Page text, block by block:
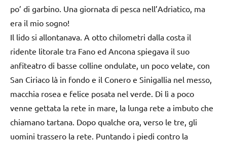
po’ di garbino. Una giornata di pesca nell’Adriatico, ma
era il mio sogno!
Il lido si allontanava. A otto chilometri dalla costa il
ridente litorale tra Fano ed Ancona spiegava il suo
anfiteatro di basse colline ondulate, un poco velate, con
San Ciriaco là in fondo e il Conero e Sinigallia nel messo,
macchia rosea e felice posata nel verde. Di lì a poco
venne gettata la rete in mare, la lunga rete a imbuto che
chiamano tartana. Dopo qualche ora, verso le tre, gli
uomini trassero la rete. Puntando i piedi contro la